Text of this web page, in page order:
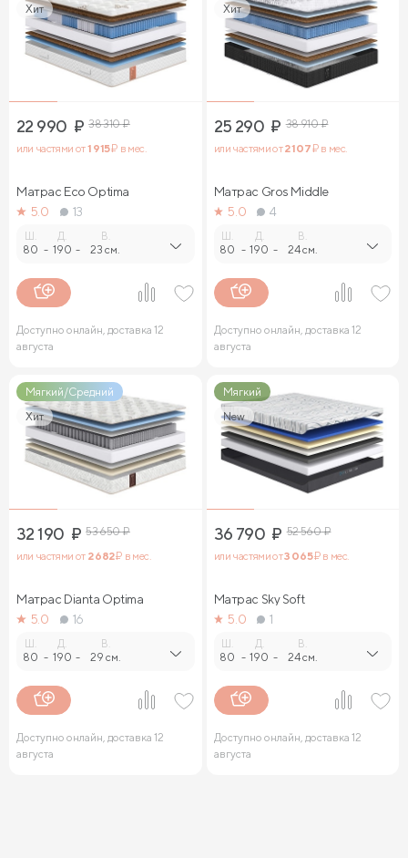
Хит
22 990 ₽ 38 310₽
или частями от1 915₽ в мес.
Матрас Eco Optima
5.0
13
Ш.
80 -
Д.
190 -
В.
23 см.
Доступно онлайн, доставка 12
августа
Хит
25 290 ₽ 38 910₽
или частями от2 107₽ в мес.
Матрас Gros Middle
5.0
4
Ш.
80 -
Д.
190 -
В.
24 см.
Доступно онлайн, доставка 12
августа
Мягкий/Средний
Хит
32 190 ₽ 53 650₽
или частями от 2 682₽ в мес.
Матрас Dianta Optima
5.0
16
Ш.
80 -
Д.
190 -
В.
29 см.
Доступно онлайн, доставка 12
августа
Мягкий
New
36 790 ₽ 52 560₽
или частями от3 065₽ в мес.
Матрас Sky Soft
5.0
1
Ш.
80 -
Д.
190 -
В.
24 см.
Доступно онлайн, доставка 12
августа